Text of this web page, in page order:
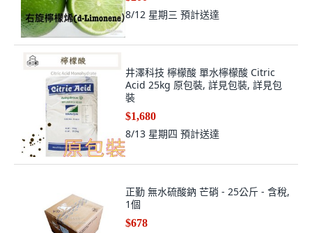
8/12 星期三 預計送達
井澤科技 檸檬酸 單水檸檬酸 Citric
Acid 25kg 原包裝, 詳見包裝, 詳見包
裝
$1,680
8/13 星期四 預計送達
正勤 無水硫酸鈉 芒硝 - 25公斤 - 含稅,
1個
$678